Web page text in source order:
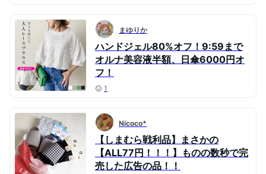
まゆりか
ハンドジェル80%オフ！9:59まで
オルナ美容液半額、日傘6000円オ
フ！
1
Nicoco*
【しまむら戦利品】まさかの
【ALL77円！！！】ものの数秒で完
売した広告の品！！